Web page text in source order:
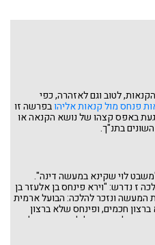
לטוב וגם לאזהרה, כפי
פנחס מול קנאות אליהובפרשה זו
באפס קצהו של נושא הקנאה או
בתנ"ך.
לוי שקינא במעשה דינה".
ז נדרש: "וירא פינחס בן אלעזר בן
המעשה ונזכר להלכה: הבועל ארמית
ברצון חכמים, ופינחס שלא ברצון
לנדותו, אילולי שקפצה עליו